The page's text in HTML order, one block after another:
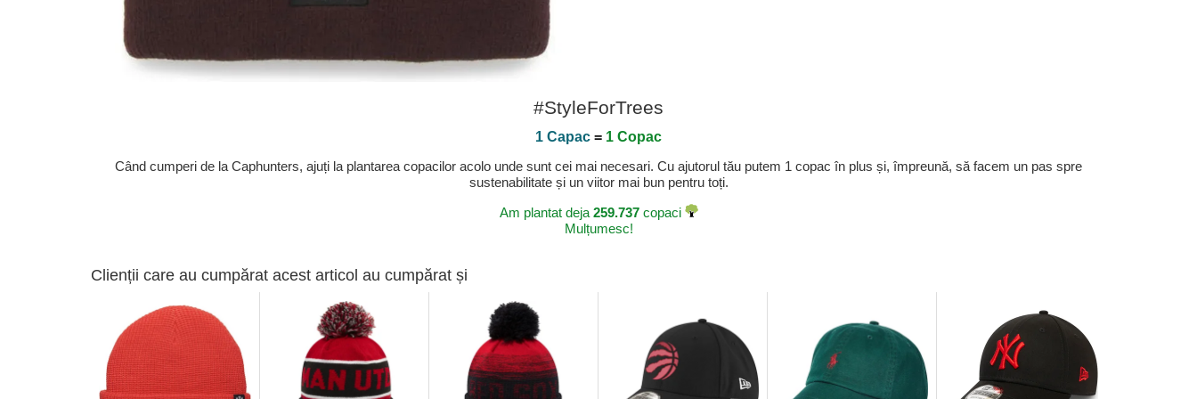
#StyleForTrees
1 Capac = 1 Copac
Când cumperi de la Caphunters, ajuți la plantarea copacilor acolo unde sunt cei mai necesari. Cu ajutorul tău putem 1 copac în plus și, împreună, să facem un pas spre
sustenabilitate și un viitor mai bun pentru toți.
Am plantat deja 259.737copaci
Mulțumesc!
Clienții care au cumpărat acest articol au cumpărat și